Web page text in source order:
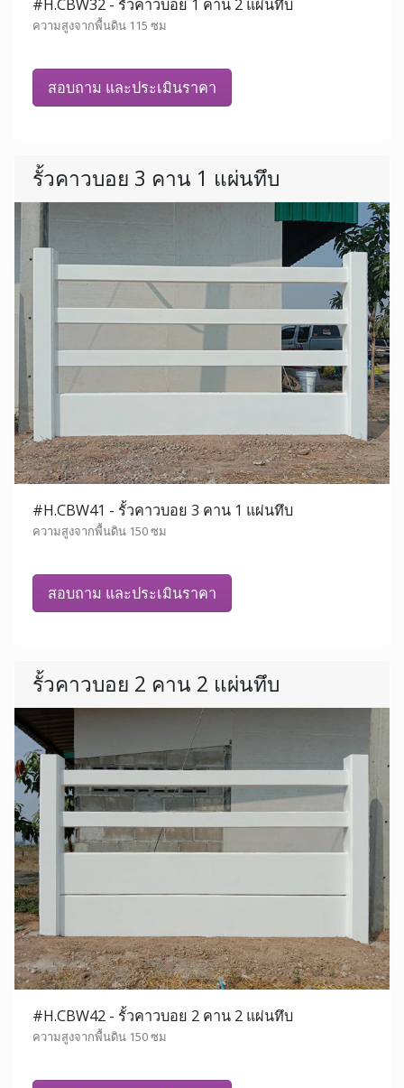
#H.CBW32 - รั้วคาวบอย 1 คาน 2 แผ่นทึบ
ความสูงจากพื้นดิน 115 ซม
สอบถาม และประเมินราคา
รั้วคาวบอย 3 คาน 1 แผ่นทึบ
#H.CBW41 - รั้วคาวบอย 3 คาน 1 แผ่นทึบ
ความสูงจากพื้นดิน 150 ซม
สอบถาม และประเมินราคา
รั้วคาวบอย 2 คาน 2 แผ่นทึบ
#H.CBW42 - รั้วคาวบอย 2 คาน 2 แผ่นทึบ
ความสูงจากพื้นดิน 150 ซม